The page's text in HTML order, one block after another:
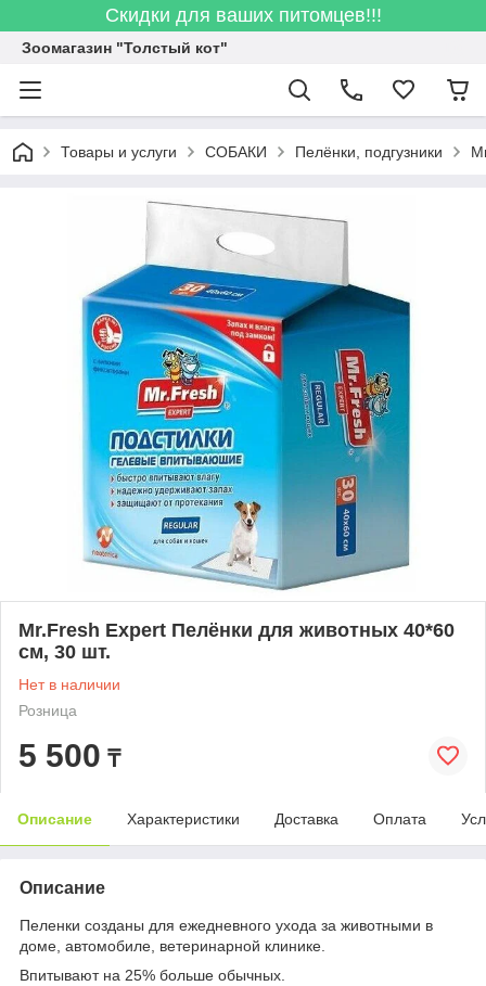
Скидки для ваших питомцев!!!
Зоомагазин "Толстый кот"
Товары и услуги СОБАКИ Пелёнки, подгузники
Mr.Fresh Expert Пелёнки для животных 40*60
см, 30 шт.
Нет в наличии
Розница
5 500 ₸
Описание Характеристики Доставка Оплата
Описание
Пеленки созданы для ежедневного ухода за животными в
доме, автомобиле, ветеринарной клинике.
Впитывают на 25% больше обычных.